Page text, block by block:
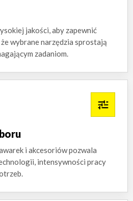
jakości, aby zapewnić
wybrane narzędzia sprostają
zadaniom.
i akcesoriów pozwala
intensywności pracy